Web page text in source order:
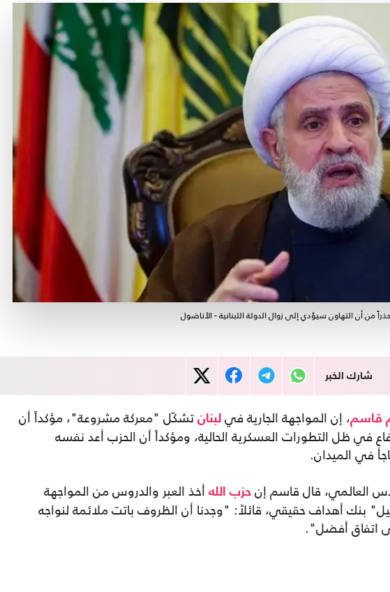
من أن التهاون سيؤدي إلى زوال الدولة اللبنانية - الأناضول
شارك الخبر
قاسم، إن المواجهة الجارية في لبنان تشكّل "معركة مشروعة"، مؤكداً أن
في ظل التطورات العسكرية الحالية، ومؤكداً أن الحزب أعد نفسه
في الميدان.
العالمي، قال قاسم إن حزب الله أخذ العبر والدروس من المواجهة
بنك أهداف حقيقي، قائلاً: "وجدنا أن الظروف باتت ملائمة لنواجه
اتفاق أفضل".